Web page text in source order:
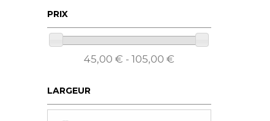
PRIX
45,00 € - 105,00 €
LARGEUR